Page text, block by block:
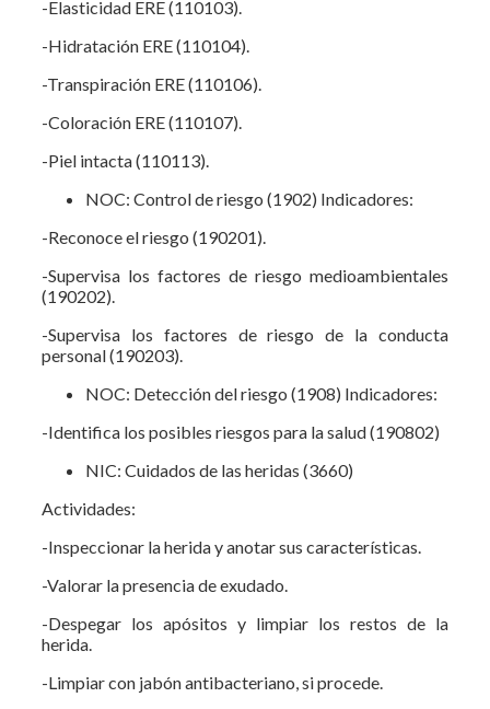
-Elasticidad ERE (110103).
-Hidratación ERE (110104).
-Transpiración ERE (110106).
-Coloración ERE (110107).
-Piel intacta (110113).
NOC: Control de riesgo (1902) Indicadores:
-Reconoce el riesgo (190201).
-Supervisa los factores de riesgo medioambientales
(190202).
-Supervisa los factores de riesgo de la conducta
personal (190203).
NOC: Detección del riesgo (1908) Indicadores:
-Identifica los posibles riesgos para la salud (190802)
NIC: Cuidados de las heridas (3660)
Actividades:
-Inspeccionar la herida y anotar sus características.
-Valorar la presencia de exudado.
-Despegar los apósitos y limpiar los restos de la
herida.
-Limpiar con jabón antibacteriano, si procede.